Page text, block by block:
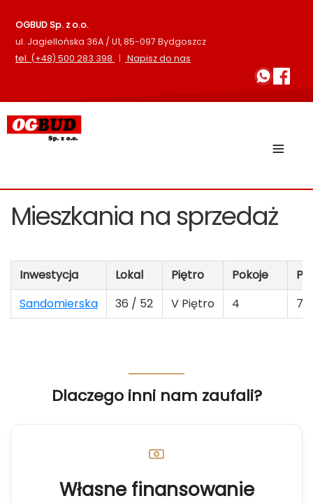
OGBUD Sp. z o.o.
ul. Jagiellońska 36A / U1, 85-097 Bydgoszcz
tel. (+48) 500 283 398 | Napisz do nas
≡
Mieszkania na sprzedaż
Inwestycja Lokal Piętro Pokoje
Sandomierska
36 / 52 V Piętro 4
Dlaczego inni nam zaufali?
Własne finansowanie